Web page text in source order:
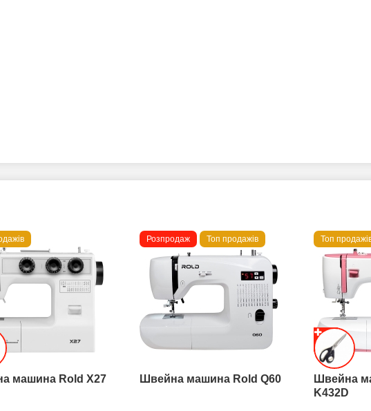
машина Rold X27
Розпродаж Топ продажів
Швейна машина Rold Q60
Топ
Швейна
K432D